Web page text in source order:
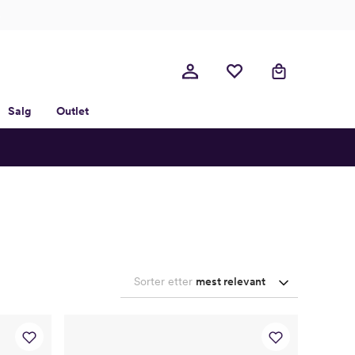
Salg Outlet
Sorter etter mest relevant